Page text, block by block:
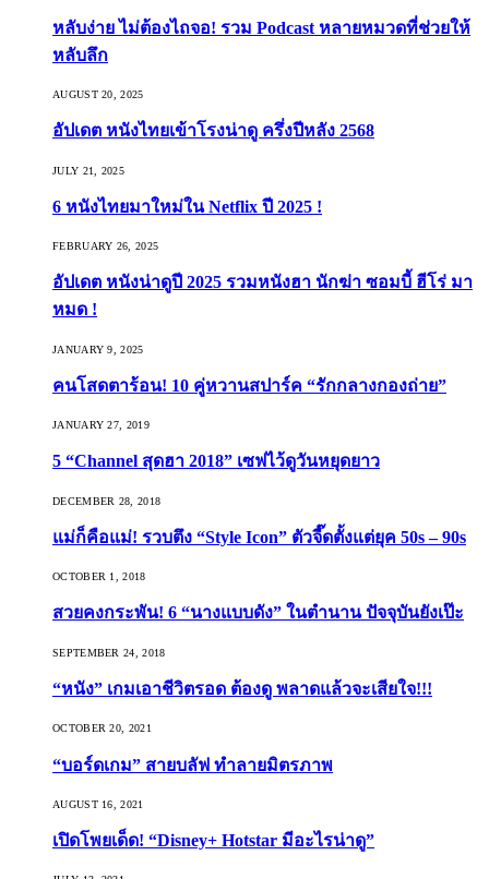
หลับง่าย ไม่ต้องไถจอ! รวม Podcast หลายหมวดที่ช่วยให้
หลับลึก
AUGUST 20, 2025
อัปเดต หนังไทยเข้าโรงน่าดู ครึ่งปีหลัง 2568
JULY 21, 2025
6 หนังไทยมาใหม่ใน Netflix ปี 2025 !
FEBRUARY 26, 2025
อัปเดต หนังน่าดูปี 2025 รวมหนังฮา นักฆ่า ซอมบี้ ฮีโร่ มา
หมด !
JANUARY 9, 2025
คนโสดตาร้อน! 10 คู่หวานสปาร์ค “รักกลางกองถ่าย”
JANUARY 27, 2019
5 “Channel สุดฮา 2018” เซฟไว้ดูวันหยุดยาว
DECEMBER 28, 2018
แม่ก็คือแม่! รวบตึง “Style Icon” ตัวจี๊ดตั้งแต่ยุค 50s – 90s
OCTOBER 1, 2018
สวยคงกระพัน! 6 “นางแบบดัง” ในตำนาน ปัจจุบันยังเป๊ะ
SEPTEMBER 24, 2018
“หนัง” เกมเอาชีวิตรอด ต้องดู พลาดแล้วจะเสียใจ!!!
OCTOBER 20, 2021
“บอร์ดเกม” สายบลัฟ ทำลายมิตรภาพ
AUGUST 16, 2021
เปิดโพยเด็ด! “Disney+ Hotstar มีอะไรน่าดู”